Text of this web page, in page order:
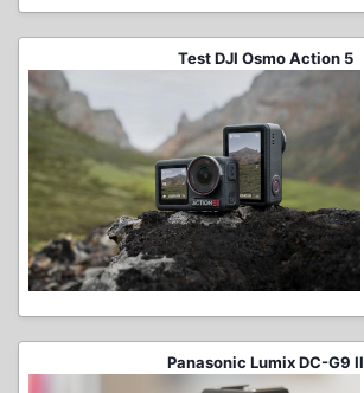
Test DJI Osmo Action 5
Panasonic Lumix DC-G9 II